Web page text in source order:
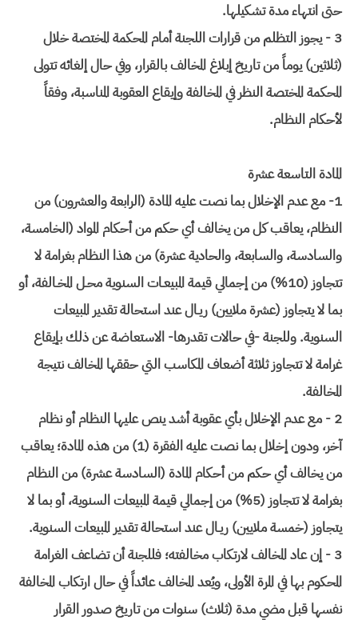
حتى انتهاء مدة تشكيلها.
3 - يجوز التظلم من قرارات اللجنة أمام المحكمة المختصة خلال
(ثلاثين) يوماً من تاريخ إبلاغ المخالف بالقرار، وفي حال إلغائه تتولى
المحكمة المختصة النظر في المخالفة وإيقاع العقوبة المناسبة، وفقاً
لأحكام النظام.
المادة التاسعة عشرة
1- مع عدم الإخلال بما نصت عليه المادة (الرابعة والعشرون) من
النظام، يعاقب كل من يخالف أي حكم من أحكام المواد (الخامسة،
والسادسة، والسابعة، والحادية عشرة) من هذا النظام بغرامة لا
تتجاوز (10%) من إجمالي قيمة المبيعـات السنوية محـل المخـالفة، أو
بما لا يتجاوز (عشرة ملايين) ريـال عند استحالة تقدير المبيعات
السنوية. وللجنة -في حالات تقدرها- الاستعاضة عن ذلك بإيقاع
غرامة لا تتجاوز ثلاثة أضعاف المكاسب التي حققها المخالف نتيجة
المخالفة.
2 - مع عدم الإخلال بأي عقوبة أشد ينص عليها النظام أو نظام
آخر، ودون إخلال بما نصت عليه الفقرة (1) من هذه المادة؛ يعاقب
من يخالف أي حكم من أحكام المادة (السادسة عشرة) من النظام
بغرامة لا تتجاوز (5%) من إجمالي قيمة المبيعات السنوية، أو بما لا
يتجاوز (خمسة ملايين) ريـال عند استحالة تقدير المبيعات السنوية.
3 - إن عاد المخالف لارتكاب مخالفته؛ فللجنة أن تضاعف الغرامة
المحكوم بها في المرة الأولى، ويُعد المخالف عائداً في حال ارتكاب المخالفة
نفسها قبل مضي مدة (ثلاث) سنوات من تاريخ صدور القرار